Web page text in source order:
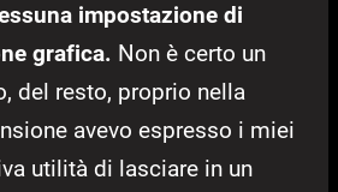
impostazione di
grafica. Non è certo un
del resto, proprio nella
avevo espresso i miei
utilità di lasciare in un